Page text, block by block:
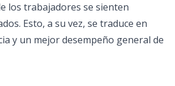
los trabajadores se sienten
Esto, a su vez, se traduce en
y un mejor desempeño general de